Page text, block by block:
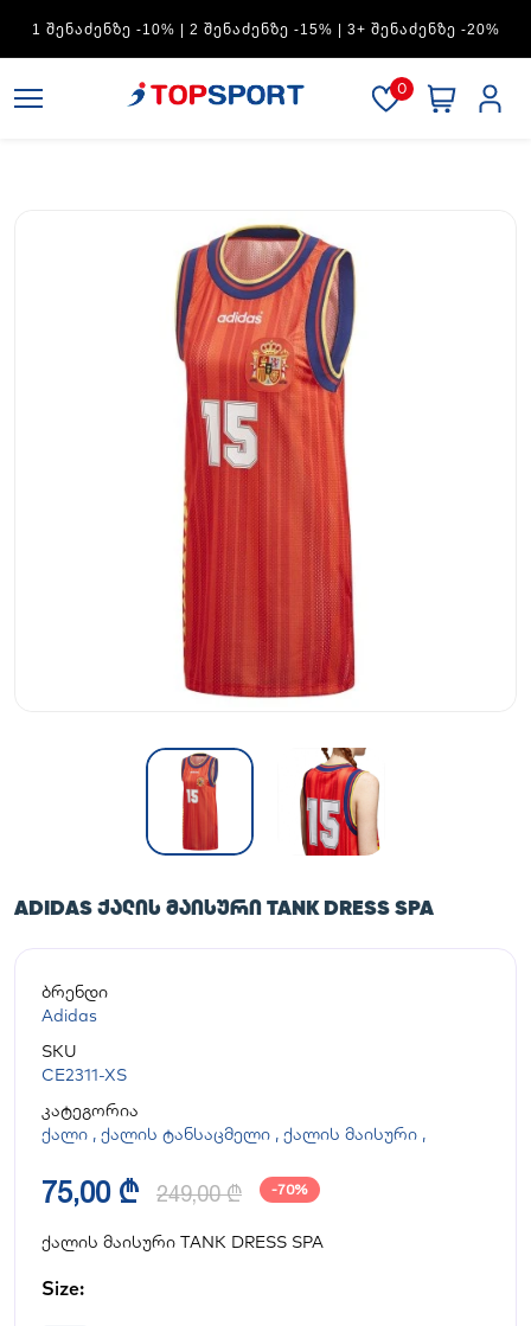
ᲨᲔᲜᲐᲫᲔᲜᲖᲔ -30%
0
ADIDAS ᲥᲐᲚᲘᲡ ᲛᲐᲘᲡᲣᲠᲘ TANK DRESS SPA
ბრენდი
Adidas
SKU
CE2311-XS
კატეგორია
ქალი , ქალის ტანსაცმელი , ქალის მაისური ,
75,00 ₾ 249,00 ₾ -70%
ქალის მაისური TANK DRESS SPA
Size: